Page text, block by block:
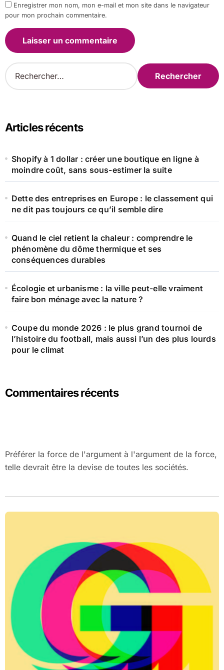
Enregistrer mon nom, mon e-mail et mon site dans le navigateur
pour mon prochain commentaire.
R
e
c
e
Articles récents
Shopify à 1 dollar : créer une boutique en ligne à
moindre coût, sans sous-estimer la suite
Dette des entreprises en Europe : le classement qui
ne dit pas toujours ce qu’il semble dire
Quand le ciel retient la chaleur : comprendre le
phénomène du dôme thermique et ses
conséquences durables
Écologie et urbanisme : la ville peut-elle vraiment
faire bon ménage avec la nature ?
Coupe du monde 2026 : le plus grand tournoi de
l’histoire du football, mais aussi l’un des plus lourds
pour le climat
Commentaires récents
Préférer la force de l'argument à l'argument de la force,
telle devrait être la devise de toutes les sociétés.